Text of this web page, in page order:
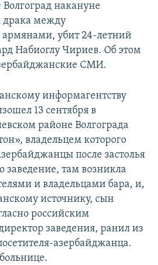
накануне
драка между
убит 24-летний
Набиоглу Чириев. Об этом
СМИ.
информагентству
13 сентября в
районе Волгограда
владельцем которого
после застолья
заведение, там возникла
и владельцами бара, и,
источнику, сын
российским
заведения, ранил из
азербайджанца.